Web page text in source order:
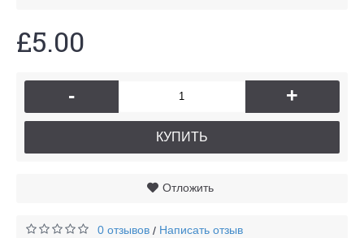
£5.00
- +
КУПИТЬ
Отложить
0 отзывов / Написать отзыв